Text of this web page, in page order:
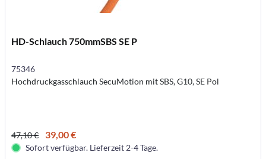
HD-Schlauch 750mmSBS SE P
75346
Hochdruckgasschlauch SecuMotion mit SBS, G10, SE Pol
47,10 € 39,00 €
Sofort verfügbar. Lieferzeit 2-4 Tage.